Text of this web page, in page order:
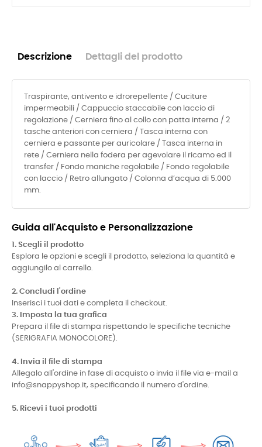
Descrizione Dettagli del prodotto
Traspirante, antivento e idrorepellente / Cuciture
impermeabili / Cappuccio staccabile con laccio di
regolazione / Cerniera fino al collo con patta interna / 2
tasche anteriori con cerniera / Tasca interna con
cerniera e passante per auricolare / Tasca interna in
rete / Cerniera nella fodera per agevolare il ricamo ed il
transfer / Fondo maniche regolabile / Fondo regolabile
con laccio / Retro allungato / Colonna d’acqua di 5.000
mm.
Guida all'Acquisto e Personalizzazione
1. Scegli il prodotto
Esplora le opzioni e scegli il prodotto, seleziona la quantità e
aggiungilo al carrello.
2. Concludi l'ordine
Inserisci i tuoi dati e completa il checkout.
3. Imposta la tua grafica
Prepara il file di stampa rispettando le specifiche tecniche
(SERIGRAFIA MONOCOLORE).
4. Invia il file di stampa
Allegalo all'ordine in fase di acquisto o invia il file via e-mail a
info@snappyshop.it, specificando il numero d'ordine.
5. Ricevi i tuoi prodotti